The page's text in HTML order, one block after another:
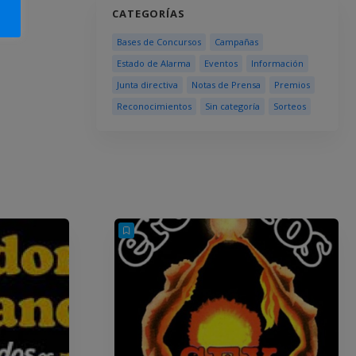
CATEGORÍAS
Bases de Concursos
Campañas
Estado de Alarma
Eventos
Información
Junta directiva
Notas de Prensa
Premios
Reconocimientos
Sin categoría Sorteos